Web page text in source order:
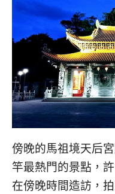
傍晚的馬祖境天后
竿最熱門的景點，
在傍晚時間造訪，